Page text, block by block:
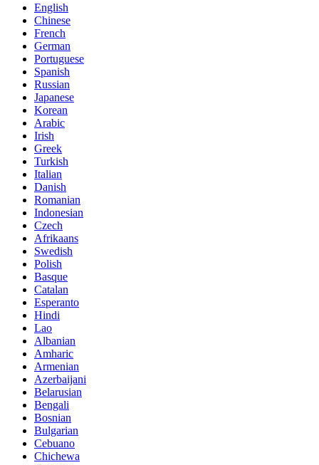
English
Chinese
French
German
Portuguese
Spanish
Russian
Japanese
Korean
Arabic
Irish
Greek
Turkish
Italian
Danish
Romanian
Indonesian
Czech
Afrikaans
Swedish
Polish
Basque
Catalan
Esperanto
Hindi
Lao
Albanian
Amharic
Armenian
Azerbaijani
Belarusian
Bengali
Bosnian
Bulgarian
Cebuano
Chichewa